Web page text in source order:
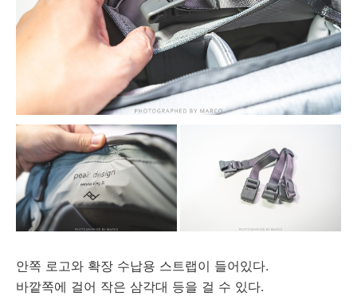
안쪽 로고와 확장 수납용 스트랩이 들어있다.
바깥쪽에 걸어 작은 삼각대 등을 걸 수 있다.